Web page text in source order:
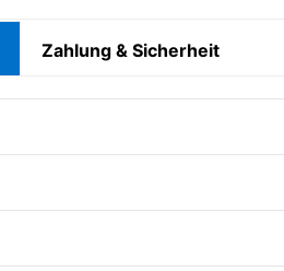
Zahlung & Sicherheit